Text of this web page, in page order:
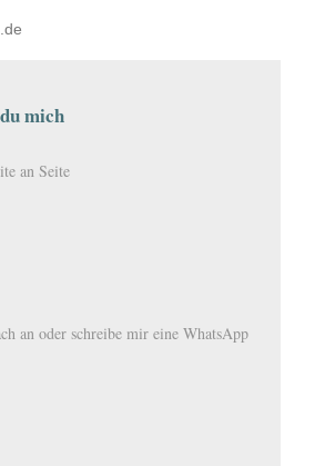
mich
an Seite
an oder schreibe mir eine WhatsApp